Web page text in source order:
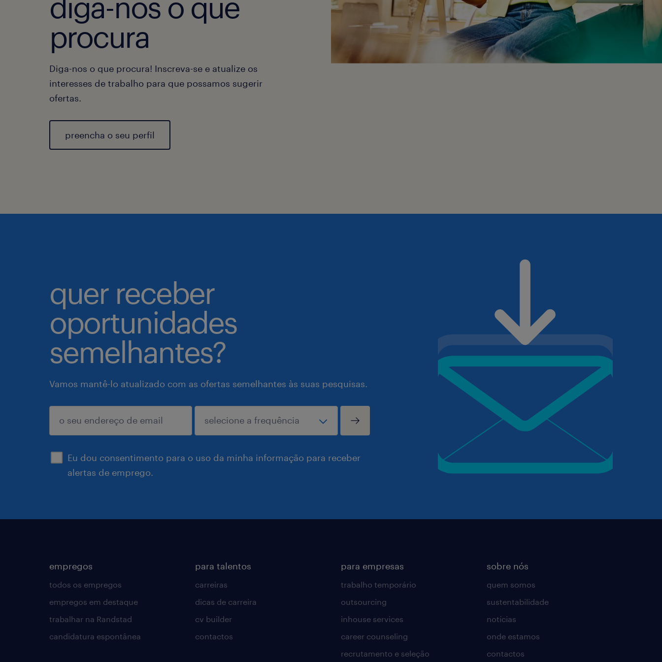
procura
Diga-nos o que procura! Inscreva-se e atualize os
interesses de trabalho para que possamos sugerir
ofertas.
preencha o seu perfil
quer receber
oportunidades
semelhantes?
Vamos mantê-lo atualizado com as ofertas semelhantes às suas pesquisas.
Eu dou consentimento para o uso da minha informação para receber
alertas de emprego.
enviar
empregos
todos os empregos
empregos em destaque
trabalhar na Randstad
candidatura espontânea
para talentos
carreiras
dicas de carreira
cv builder
contactos
para empresas
trabalho temporário
outsourcing
inhouse services
career counseling
recrutamento e seleção
sobre nós
quem somos
sustentabilidade
notícias
onde estamos
contactos